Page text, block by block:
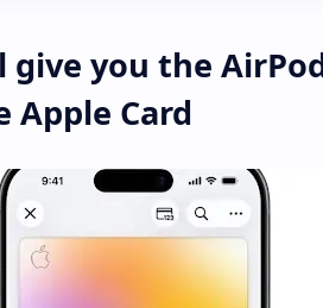
give you the
Apple Card